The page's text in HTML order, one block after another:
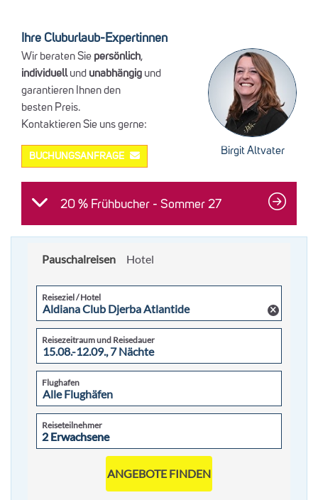
Ihre Cluburlaub-Expertinnen
Wir beraten Sie persönlich,
individuellund unabhängig und
garantieren Ihnen den
besten Preis.
Kontaktieren Sie uns gerne:
BUCHUNGSANFRAGE Birgit Altvater
20 % Frühbucher - Sommer 27
Pauschalreisen Hotel
Reiseziel / Hotel
Reisezeitraum und Reisedauer
Flughafen
Reiseteilnehmer
2 Erwachsene
2 Erwachsene
ANGEBOTE FINDEN